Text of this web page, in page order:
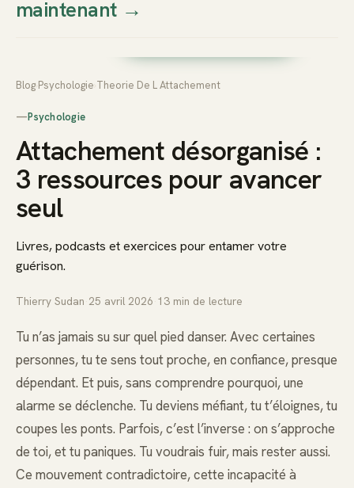
Thierry
Prendre rendez-vous dès
maintenant→
Blog Psychologie Theorie De L Attachement
—Psychologie
Attachement désorganisé :
3 ressources pour avancer
seul
Livres, podcasts et exercices pour entamer votre
guérison.
Thierry Sudan 25 avril 2026 13 min de lecture
Tu n’as jamais su sur quel pied danser. Avec certaines
personnes, tu te sens tout proche, en confiance, presque
dépendant. Et puis, sans comprendre pourquoi, une
alarme se déclenche. Tu deviens méfiant, tu t’éloignes, tu
coupes les ponts. Parfois, c’est l’inverse : on s’approche
de toi, et tu paniques. Tu voudrais fuir, mais rester aussi.
Ce mouvement contradictoire, cette incapacité à